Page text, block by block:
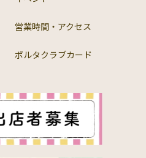
営業時間・アクセス
ポルタクラブカード